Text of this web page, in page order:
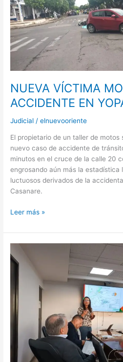
NUEVA VÍCTIMA
ACCIDENTE EN
Judicial /elnuevooriente
El propietario de un taller de
nuevo caso de accidente de
minutos en el cruce de la calle 20
engrosando aún más la estadística
luctuosos derivados de la
Casanare.
MORTAL
DEJA
ACCIDENTE
EN
YOPAL
Leer más »
SIGUE
INSISTIENDO
TRANSFORMAR
CAPRESOCA
GESTORA
DE
SALUD